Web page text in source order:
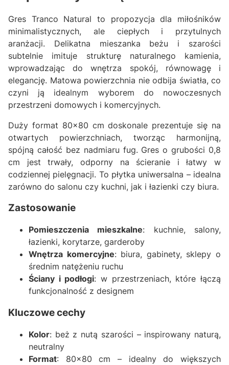
Gres Tranco Natural to propozycja dla miłośników
minimalistycznych, ale ciepłych i przytulnych
aranżacji. Delikatna mieszanka beżu i szarości
subtelnie imituje strukturę naturalnego kamienia,
wprowadzając do wnętrza spokój, równowagę i
elegancję. Matowa powierzchnia nie odbija światła, co
czyni ją idealnym wyborem do nowoczesnych
przestrzeni domowych i komercyjnych.
Duży format 80x80 cm doskonale prezentuje się na
otwartych powierzchniach, tworząc harmonijną,
spójną całość bez nadmiaru fug. Gres o grubości 0,8
cm jest trwały, odporny na ścieranie i łatwy w
codziennej pielęgnacji. To płytka uniwersalna – idealna
zarówno do salonu czy kuchni, jak i łazienki czy biura.
Zastosowanie
Pomieszczenia mieszkalne: kuchnie, salony,
łazienki, korytarze, garderoby
Wnętrza komercyjne: biura, gabinety, sklepy o
średnim natężeniu ruchu
Ściany i podłogi: w przestrzeniach, które łączą
funkcjonalność z designem
Kluczowe cechy
Kolor: beż z nutą szarości – inspirowany naturą,
neutralny
Format: 80x80 cm – idealny do większych